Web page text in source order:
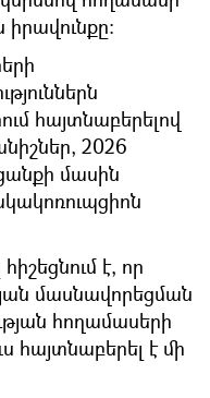
հայտնաբերելով
2026
մասին
է, որ
մասնավորեցման
հողամասերի
հայտնաբերել է մի